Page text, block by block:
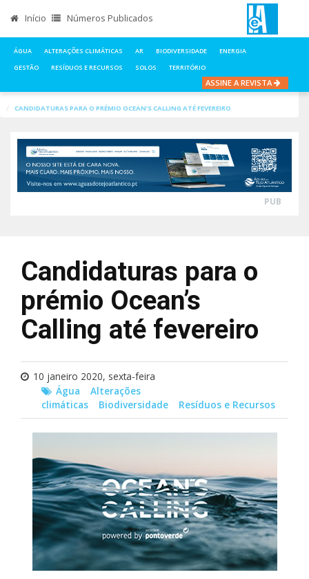
Início Números Publicados
ÁGUA ALTERAÇÕES CLIMÁTICAS AR BIODIVERSIDADE
ENERGIA
GESTÃO
RESÍDUOS E RECURSOS SOLOS TERRITÓRIO
ASSINE A REVISTA
CANDIDATURAS PARA O PRÉMIO OCEAN’S CALLING ATÉ FEVEREIRO
PUB
Candidaturas para o
prémio Ocean’s
Calling até fevereiro
10 janeiro 2020, sexta-feira
Água
Alterações
climáticas
Biodiversidade Resíduos e Recursos